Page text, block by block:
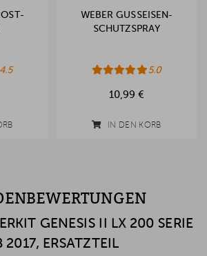
4.5
WEBER GUSSEISEN-
SCHUTZSPRAY
5.0
10,99 €
IN DEN KORB
GENESIS II LX 200 SERIE
2017, ERSATZTEIL